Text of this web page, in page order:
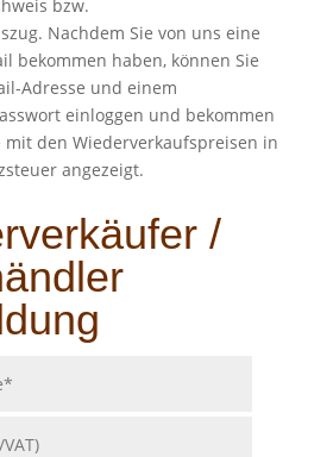
bzw.
Nachdem Sie von uns eine
bekommen haben, können Sie
Adresse und einem
einloggen und bekommen
den Wiederverkaufspreisen in
angezeigt.
/